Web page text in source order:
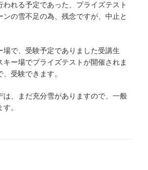
われる予定であった、プライズテスト
ンの雪不足の為、残念ですが、中止と
場で、受験予定でありました受講生
ー場でプライズテストが開催されま
受験できます。
は、まだ充分雪がありますので、一般
。